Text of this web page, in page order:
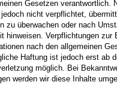
Gesetzen verantwortlich.
nicht verpflichtet,
zu überwachen oder nach
hinweisen. Verpflichtungen zur
nach den allgemeinen
Haftung ist jedoch erst ab
möglich. Bei
werden wir diese Inhalte